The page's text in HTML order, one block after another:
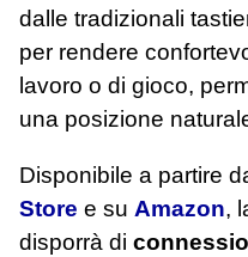
dalle tradizionali
per rendere
lavoro o di gioco,
una posizione
Disponibile a partire
Store e su Amazon,
disporrà di